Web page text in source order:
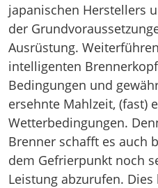
japanischen Herstellers
der
Ausrüstung.
intelligenten
Bedingungen und
ersehnte Mahlzeit, (fast)
Wetterbedingungen.
Brenner schafft es auch
dem Gefrierpunkt noch
Leistung abzurufen.